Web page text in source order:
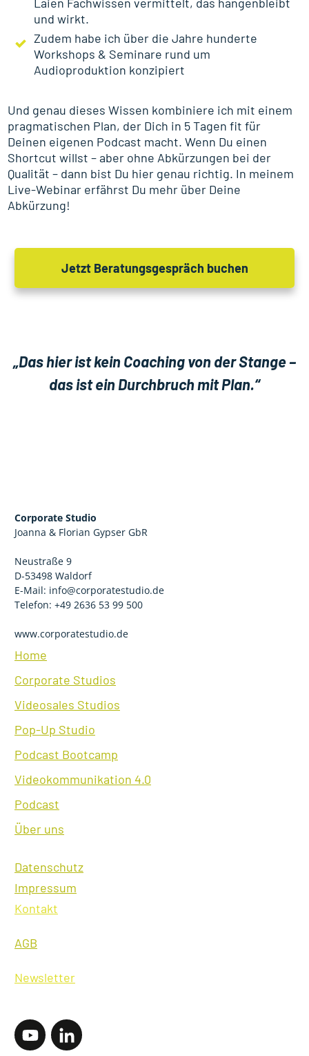
und wirkt.
Zudem habe ich über die Jahre hunderte
Workshops & Seminare rund um
Audioproduktion konzipiert
Und genau dieses Wissen kombiniere ich mit einem
pragmatischen Plan, der Dich in 5 Tagen fit für
Deinen eigenen Podcast macht. Wenn Du einen
Shortcut willst – aber ohne Abkürzungen bei der
Qualität – dann bist Du hier genau richtig. In meinem
Live-Webinar erfährst Du mehr über Deine
Abkürzung!
Jetzt Beratungsgespräch buchen
„Das hier ist kein Coaching von der Stange –
das ist ein Durchbruch mit Plan.“
Corporate Studio
Joanna & Florian Gypser GbR
Neustraße 9
D-53498 Waldorf
E-Mail: info@corporatestudio.de
Telefon: +49 2636 53 99 500
www.corporatestudio.de
Home
Corporate Studios
Videosales Studios
Pop-Up Studio
Podcast Bootcamp
Videokommunikation 4.0
Podcast
Über uns
Datenschutz
Impressum
Kontakt
AGB
Newsletter